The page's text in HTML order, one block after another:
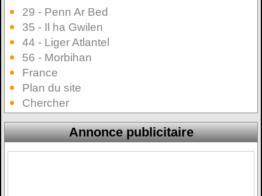
29 - Penn Ar Bed
35 - Il ha Gwilen
44 - Liger Atlantel
56 - Morbihan
France
Plan du site
Chercher
Annonce publicitaire